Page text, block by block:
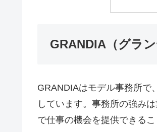
GRANDIA（グラ
GRANDIAはモデル事務所で
しています。事務所の強み
で仕事の機会を提供できるこ